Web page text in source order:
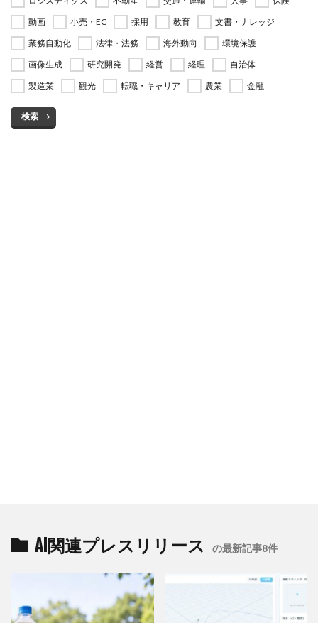
動画
小売・EC 採用 教育
文書・ナレッジ
業務自動化
法律・法務 海外動向
環境保護
画像生成
研究開発 経営 経理
自治体
製造業
観光 転職・キャリア 農業 金融
検索
AI関連プレスリリース の最新記事8件